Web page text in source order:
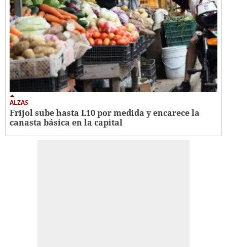
ALZAS
Frijol sube hasta L10 por medida y encarece la
canasta básica en la capital